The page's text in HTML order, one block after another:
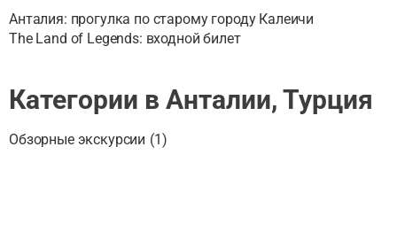
Анталия: прогулка по старому городу Калеичи
The Land of Legends: входной билет
Категории в Анталии, Турция
Обзорные экскурсии (1)